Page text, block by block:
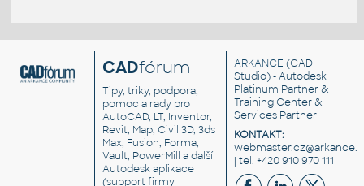
CADfórum
Tipy, triky, podpora,
pomoc a rady pro
AutoCAD, LT, Inventor,
Revit, Map, Civil 3D, 3ds
Max, Fusion, Forma,
Vault, PowerMill a další
Autodesk aplikace
(support firmy
ARKANCE (CAD
Studio) - Autodesk
Platinum Partner &
Training Center &
Services Partner
KONTAKT:
| tel. +420 910 970 111